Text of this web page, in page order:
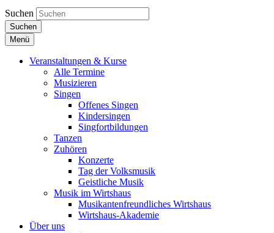
Suchen
Suchen
Menü
Veranstaltungen & Kurse
Alle Termine
Musizieren
Singen
Offenes Singen
Kindersingen
Singfortbildungen
Tanzen
Zuhören
Konzerte
Tag der Volksmusik
Geistliche Musik
Musik im Wirtshaus
Musikantenfreundliches Wirtshaus
Wirtshaus-Akademie
Über uns